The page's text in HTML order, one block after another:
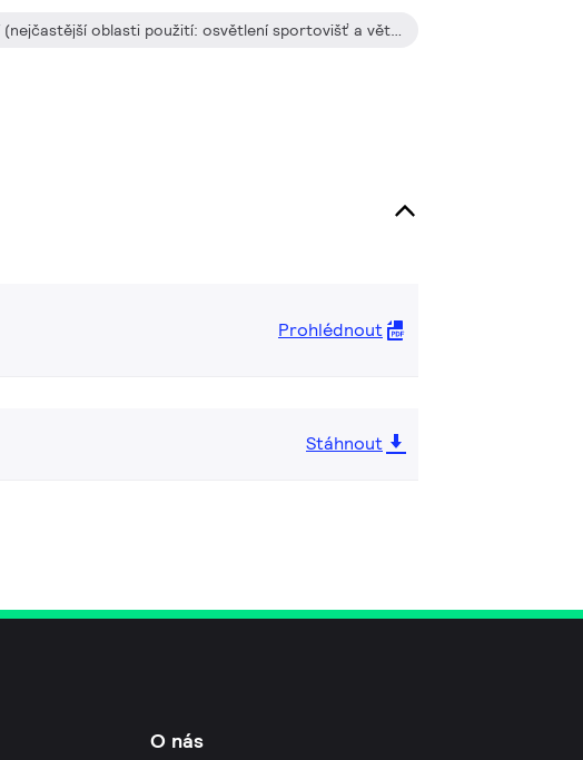
Venkovní osvětlení (nejčastější oblasti použití: osvětlení sportovišť a větších ploch)
Prohlédnout
Stáhnout
O nás